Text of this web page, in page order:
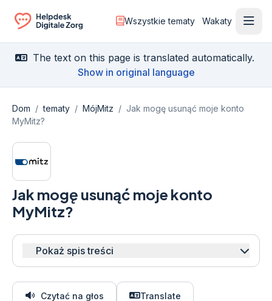
Ga naar de homepagina
Wszystkie tematy Wakaty
The text on this page is translated automatically.
Show in original language
Dom / tematy / MójMitz / Jak mogę usunąć moje konto
MyMitz?
Jak mogę usunąć moje konto
MyMitz?
Pokaż spis treści
Czytać na głos Translate